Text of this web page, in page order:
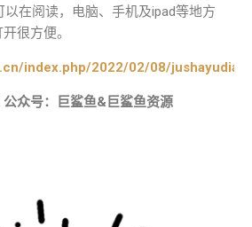
在阅读，电脑、手机及ipad等地方
很方便。
index.php/2022/02/08/
众号：巨鲨鱼&巨鲨鱼资源